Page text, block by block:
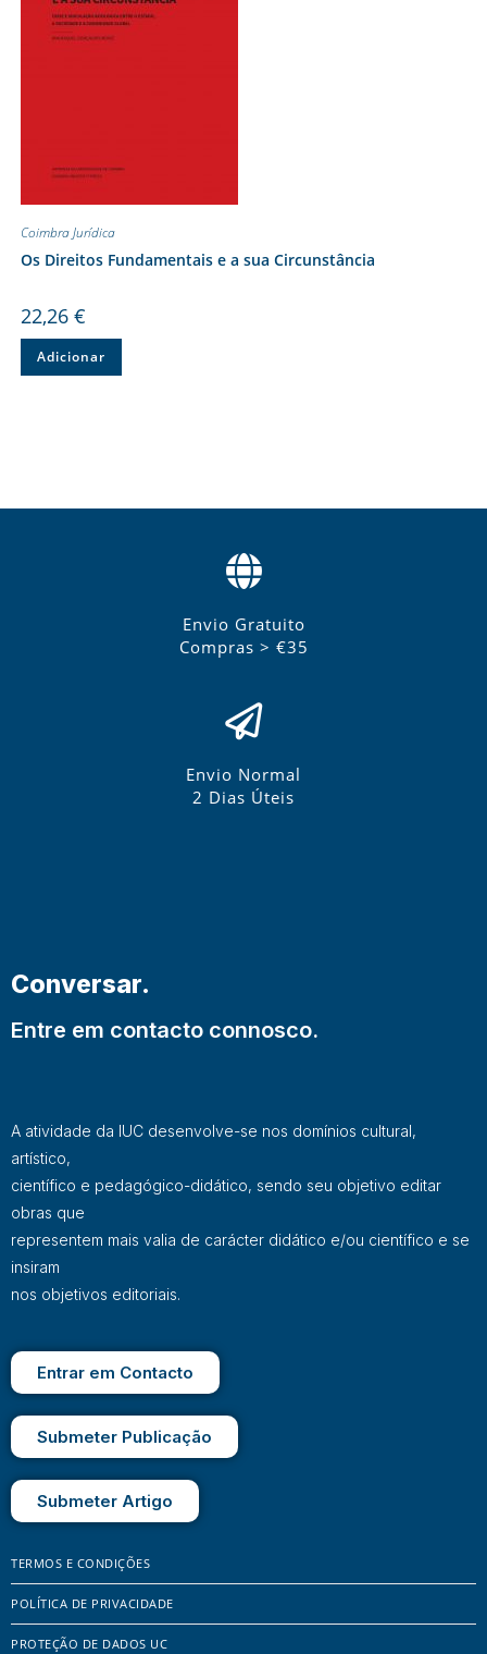
Coimbra Jurídica
Os Direitos Fundamentais e a sua Circunstância
22,26 €
Adicionar
Envio Gratuito
Compras > €35
Envio Normal
2 Dias Úteis
Conversar.
Entre em contacto connosco.
A atividade da IUC desenvolve-se nos domínios cultural,
artístico,
científico e pedagógico-didático, sendo seu objetivo editar
obras que
representem mais valia de carácter didático e/ou científico e se
insiram
nos objetivos editoriais.
Entrar em Contacto
Submeter Publicação
Submeter Artigo
TERMOS E CONDIÇÕES
POLÍTICA DE PRIVACIDADE
PROTEÇÃO DE DADOS UC